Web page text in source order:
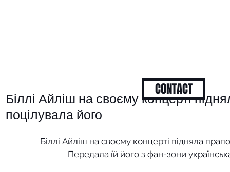
Біллі Айліш на своєму концерті
поцілувала його
Біллі Айліш на своєму концерті підняла
Передала їй його з фан-зони
CONTACT